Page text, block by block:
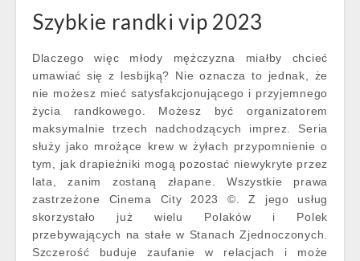
Szybkie randki vip 2023
Dlaczego więc młody mężczyzna miałby chcieć
umawiać się z lesbijką? Nie oznacza to jednak, że
nie możesz mieć satysfakcjonującego i przyjemnego
życia randkowego. Możesz być organizatorem
maksymalnie trzech nadchodzących imprez. Seria
służy jako mrożące krew w żyłach przypomnienie o
tym, jak drapieżniki mogą pozostać niewykryte przez
lata, zanim zostaną złapane. Wszystkie prawa
zastrzeżone Cinema City 2023 ©. Z jego usług
skorzystało już wielu Polaków i Polek
przebywających na stałe w Stanach Zjednoczonych.
Szczerość buduje zaufanie w relacjach i może